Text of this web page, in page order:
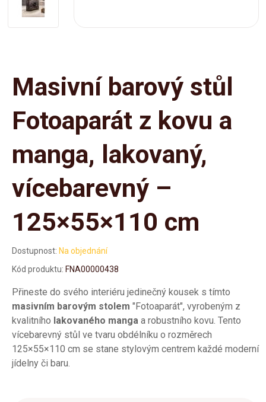
Masivní barový stůl
Fotoaparát z kovu a
manga, lakovaný,
vícebarevný –
125×55×110 cm
Dostupnost: Na objednání
Kód produktu: FNA00000438
Přineste do svého interiéru jedinečný kousek s tímto
masivním barovým stolem "Fotoaparát", vyrobeným z
kvalitního lakovaného manga a robustního kovu. Tento
vícebarevný stůl ve tvaru obdélníku o rozměrech
125×55×110 cm se stane stylovým centrem každé moderní
jídelny či baru.